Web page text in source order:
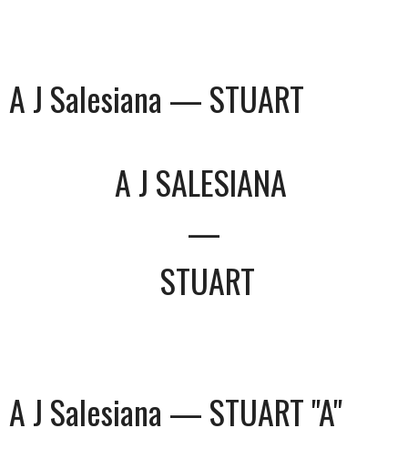
A J Salesiana — STUART
A J SALESIANA
—
STUART
A J Salesiana — STUART "A"